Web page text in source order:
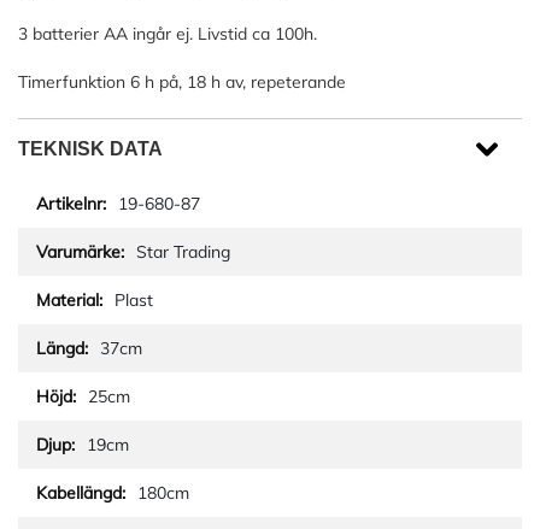
3 batterier AA ingår ej. Livstid ca 100h.
Timerfunktion 6 h på, 18 h av, repeterande
TEKNISK DATA
19-680-87
Star Trading
Plast
37cm
25cm
19cm
180cm